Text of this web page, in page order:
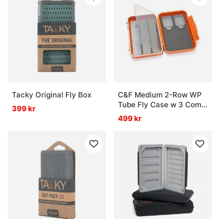
Tacky Original Fly Box
399 kr
C&F Medium 2-Row WP
Tube Fly Case w 3 Comp
(CF-2403V) Burnt
Orange
499 kr